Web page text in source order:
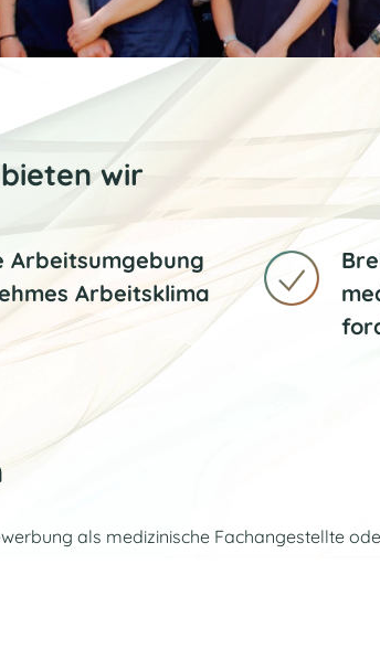
wir
Arbeitsumgebung
Arbeitsklima
als medizinische Fachangestellte